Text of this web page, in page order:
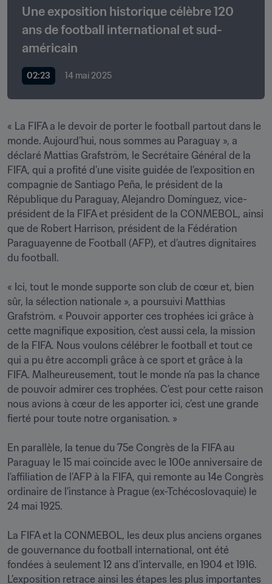
Une exposition historique célèbre 120
ans de football international et sud-
américain
02:23 14 mai 2025
« La FIFA a le devoir de porter le football partout dans le
monde. Aujourd’hui, nous sommes au Paraguay », a
déclaré Mattias Grafström, le Secrétaire Général de la
FIFA, qui a profité d’une visite guidée de l’exposition en
compagnie de Santiago Peña, le président de la
République du Paraguay, Alejandro Domínguez, vice-
président de la FIFA et président de la CONMEBOL, ainsi
que de Robert Harrison, président de la Fédération
Paraguayenne de Football (AFP), et d’autres dignitaires
du football.
« Ici, tout le monde supporte son club de cœur et, bien
sûr, la sélection nationale », a poursuivi Matthias
Grafström. « Pouvoir apporter ces trophées ici grâce à
cette magnifique exposition, c’est aussi cela, la mission
de la FIFA. Nous voulons célébrer le football et tout ce
qui a pu être accompli grâce à ce sport et grâce à la
FIFA. Malheureusement, tout le monde n’a pas la chance
de pouvoir admirer ces trophées. C’est pour cette raison
nous avions à cœur de les apporter ici, c’est une grande
fierté pour toute notre organisation. »
En parallèle, la tenue du 75e Congrès de la FIFA au
Paraguay le 15 mai coïncide avec le 100e anniversaire de
l’affiliation de l’AFP à la FIFA, qui remonte au 14e Congrès
ordinaire de l’instance à Prague (ex-Tchécoslovaquie) le
24 mai 1925.
La FIFA et la CONMEBOL, les deux plus anciens organes
de gouvernance du football international, ont été
fondées à seulement 12 ans d’intervalle, en 1904 et 1916.
L’exposition retrace ainsi les étapes les plus importantes